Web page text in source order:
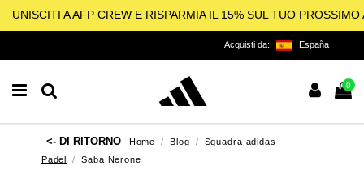
UNISCITI A AFP CREW E RISPARMIA IL 15% SUL TUO PROSSIMO
Acquisti da: España
0
Home Blog
Squadra adidas
Padel
Saba Nerone